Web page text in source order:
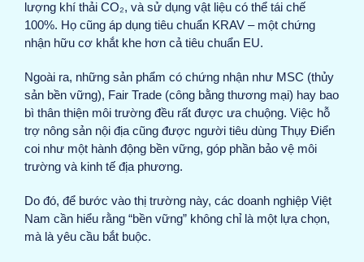
lượng khí thải CO₂, và sử dụng vật liệu có thể tái chế
100%. Họ cũng áp dụng tiêu chuẩn KRAV – một chứng
nhận hữu cơ khắt khe hơn cả tiêu chuẩn EU.
Ngoài ra, những sản phẩm có chứng nhận như MSC (thủy
sản bền vững), Fair Trade (công bằng thương mại) hay bao
bì thân thiện môi trường đều rất được ưa chuộng. Việc hỗ
trợ nông sản nội địa cũng được người tiêu dùng Thụy Điển
coi như một hành động bền vững, góp phần bảo vệ môi
trường và kinh tế địa phương.
Do đó, để bước vào thị trường này, các doanh nghiệp Việt
Nam cần hiểu rằng “bền vững” không chỉ là một lựa chọn,
mà là yêu cầu bắt buộc.